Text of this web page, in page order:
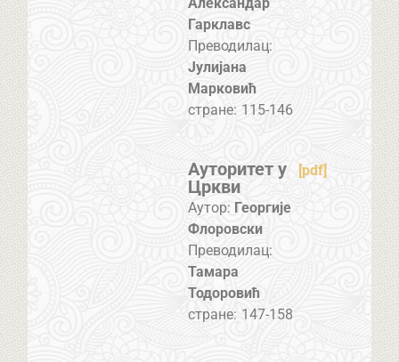
Гарклавс
Преводилац:
Јулијана
Марковић
стране: 115-146
Ауторитет у
Цркви
[pdf]
Аутор: Георгије
Флоровски
Преводилац:
Тамара
Тодоровић
стране: 147-158